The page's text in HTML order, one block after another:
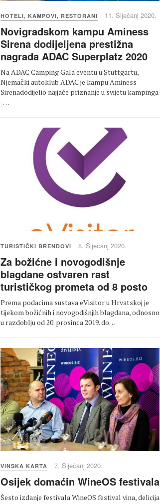
HOTELI, KAMPOVI, RESTORANI 11. Siječanj 2020.
Novigradskom kampu Aminess
Sirena dodijeljena prestižna
nagrada ADAC Superplatz 2020
Na ADAC Camping Gala eventu u Stuttgartu,
Njemački autoklub ADAC je kampu Aminess
Sirenadodijelio najjače priznanje u svijetu kampinga
-…
TURISTIČKI BRENDOVI 8. Siječanj 2020.
Za božićne i novogodišnje
blagdane ostvaren rast
turističkog prometa od 8 posto
Prema podacima sustava eVisitor u Hrvatskoj je
tijekom božićnih i novogodišnjih blagdana, odnosno
u razdoblju od 20. prosinca 2019. do…
VINSKA KARTA 7. Siječanj 2020.
Osijek domaćin WineOS festivala
Šesto izdanje festivala WineOS festival vina, delicija